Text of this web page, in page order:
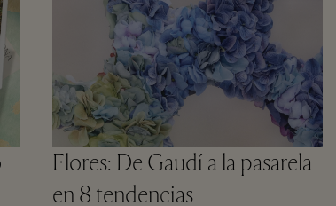
Flores: De Gaudí a la pasarela
en 8 tendencias​​